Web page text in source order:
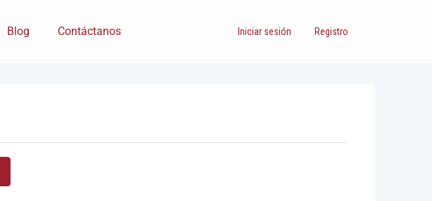
Blog Contáctanos Iniciar sesión Registro